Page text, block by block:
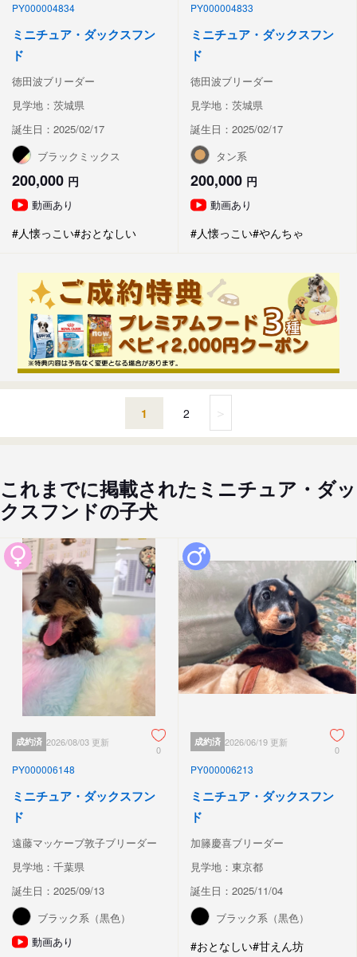
PY000004834
ミニチュア・ダックスフン
ド
徳田波ブリーダー
見学地：茨城県
誕生日：2025/02/17
ブラックミックス
200,000 円
動画あり
#人懐っこい#おとなしい
PY000004833
ミニチュア・ダックスフン
ド
徳田波ブリーダー
見学地：茨城県
誕生日：2025/02/17
タン系
200,000 円
動画あり
#人懐っこい#やんちゃ
1 2 ＞
これまでに掲載されたミニチュア・ダッ
クスフンドの子犬
成約済 2026/08/03 更新
0
PY000006148
ミニチュア・ダックスフン
ド
遠藤マッケーブ敦子ブリーダー
見学地：千葉県
誕生日：2025/09/13
ブラック系（黒色）
動画あり
成約済 2026/06/19 更新
0
PY000006213
ミニチュア・ダックスフン
ド
加籐慶喜ブリーダー
見学地：東京都
誕生日：2025/11/04
ブラック系（黒色）
#おとなしい#甘えん坊